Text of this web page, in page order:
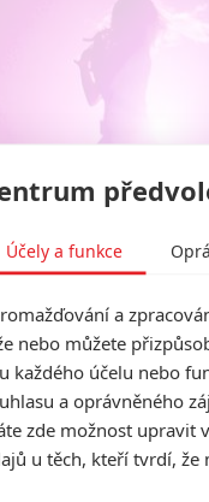
M3GAN 2.0 | Fandíme
Účely a funkce
a
nebo můžete
každého účelu nebo
a oprávněného
zde možnost upravit
u těch, kteří tvrdí, že